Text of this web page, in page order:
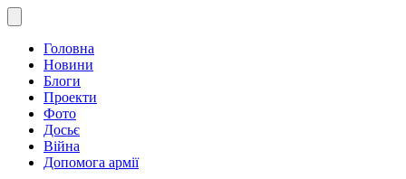
Головна
Новини
Блоги
Проекти
Фото
Досьє
Війна
Допомога армії